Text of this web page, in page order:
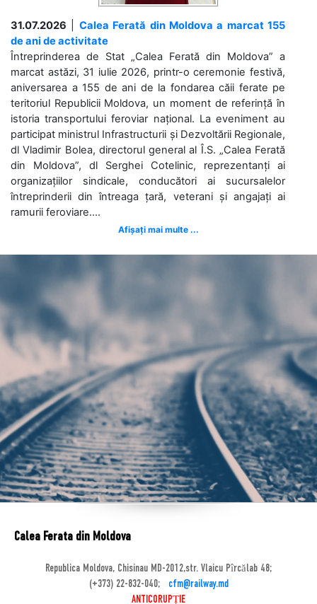
31.07.2026
Calea Ferată din Moldova a marcat 155
de ani de activitate
Întreprinderea de Stat „Calea Ferată din Moldova” a
marcat astăzi, 31 iulie 2026, printr-o ceremonie festivă,
aniversarea a 155 de ani de la fondarea căii ferate pe
teritoriul Republicii Moldova, un moment de referință în
istoria transportului feroviar național. La eveniment au
participat ministrul Infrastructurii și Dezvoltării Regionale,
dl Vladimir Bolea, directorul general al Î.S. „Calea Ferată
din Moldova”, dl Serghei Cotelinic, reprezentanți ai
organizațiilor sindicale, conducători ai sucursalelor
întreprinderii din întreaga țară, veterani și angajați ai
ramurii feroviare....
Afișați mai multe ...
Calea Ferata din Moldova
Republica Moldova, Chisinau MD-2012,str. Vlaicu Pîrcălab 48;
(+373) 22-832-040;
cfm@railway.md
ANTICORUPȚIE